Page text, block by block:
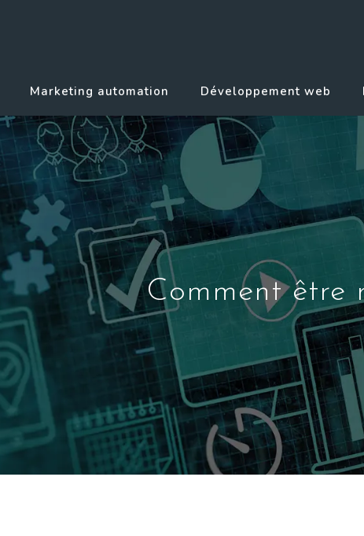
Marketing automation Développement web
Comment être